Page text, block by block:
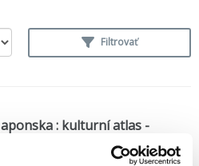
Filtrovať
: kulturní atlas -
(bazár kníh)
Marius B. Jansen,Martin